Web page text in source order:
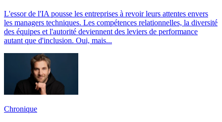
L'essor de l'IA pousse les entreprises à revoir leurs attentes envers
les managers techniques. Les compétences relationnelles, la diversité
des équipes et l'autorité deviennent des leviers de performance
autant que d'inclusion. Oui, mais...
Chronique